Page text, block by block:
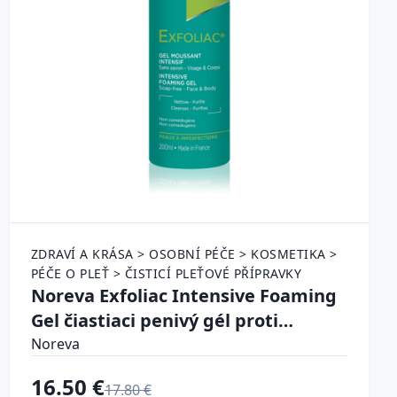
ZDRAVÍ A KRÁSA > OSOBNÍ PÉČE > KOSMETIKA >
PÉČE O PLEŤ > ČISTICÍ PLEŤOVÉ PŘÍPRAVKY
Noreva Exfoliac Intensive Foaming
Gel čiastiaci penivý gél proti
nedokonalostiam pleti 200 ml
Noreva
16.50 €17.80 €